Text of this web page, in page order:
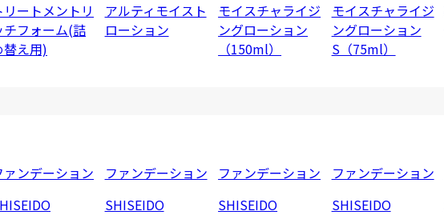
リートメントリ
チフォーム(詰
替え用)
アルティモイスト
ローション
モイスチャライジ
ングローション
（150ml）
モイスチャライジ
ングローション
S（75ml）
ァンデーション
ファンデーション
SHISEIDO
ファンデーション
SHISEIDO
ファンデーション
SHISEIDO